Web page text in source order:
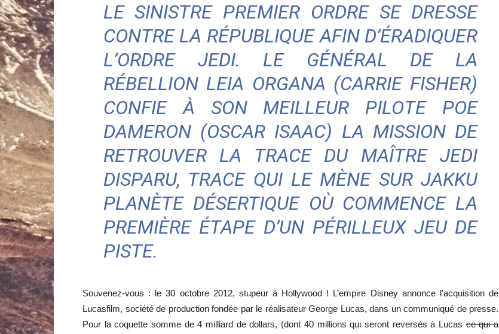
musique
cinéma
internet
LE SINISTRE PREMIER ORDRE SE DRESSE
CONTRE LA RÉPUBLIQUE AFIN D’ÉRADIQUER
L’ORDRE JEDI. LE GÉNÉRAL DE LA
RÉBELLION LEIA ORGANA (CARRIE FISHER)
CONFIE À SON MEILLEUR PILOTE POE
DAMERON (OSCAR ISAAC) LA MISSION DE
RETROUVER LA TRACE DU MAÎTRE JEDI
DISPARU, TRACE QUI LE MÈNE SUR JAKKU
PLANÈTE DÉSERTIQUE OÙ COMMENCE LA
PREMIÈRE ÉTAPE D’UN PÉRILLEUX JEU DE
PISTE.
Souvenez-vous : le 30 octobre 2012, stupeur à Hollywood ! L’empire Disney annonce l’acquisition de
Lucasfilm, société de production fondée par le réalisateur George Lucas, dans un communiqué de presse.
Pour la coquette somme de 4 milliard de dollars, (dont 40 millions qui seront reversés à Lucasce qui a